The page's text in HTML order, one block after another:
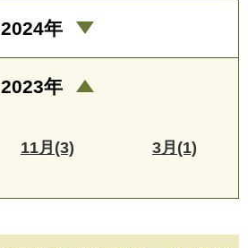
2024年
2023年
11月(3) 3月(1)